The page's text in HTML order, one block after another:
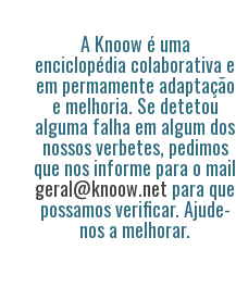
A Knoow é uma
enciclopédia colaborativa e
em permamente adaptação
e melhoria. Se detetou
alguma falha em algum dos
nossos verbetes, pedimos
que nos informe para o mail
geral@knoow.net para que
possamos verificar. Ajude-
nos a melhorar.